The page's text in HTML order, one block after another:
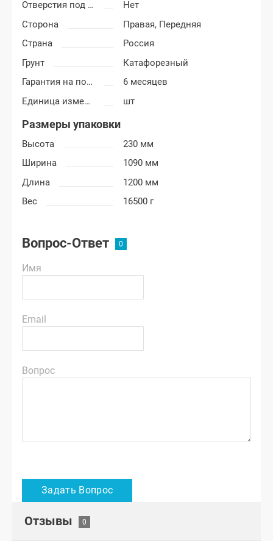
Отверстия под молдинг
Нет
Сторона
Правая, Передняя
Страна
Россия
Грунт
Катафорезный
Гарантия на покраску
6 месяцев
Единица измерения
шт
Размеры упаковки
Высота
230 мм
Ширина
1090 мм
Длина
1200 мм
Вес
16500 г
Вопрос-Ответ
Имя
Email
Вопрос
Отзывы